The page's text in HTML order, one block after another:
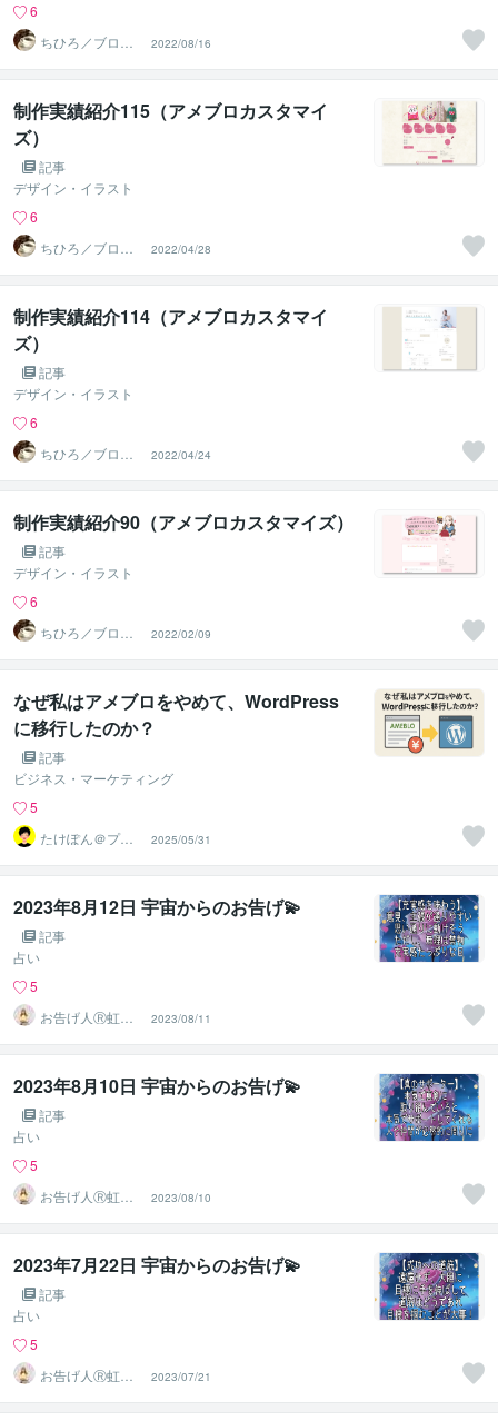
6
ちひろ／ブログ
にもサンプルあ
ります
2022/08/16
制作実績紹介115（アメブロカスタマイ
ズ）
記事
デザイン・イラスト
6
ちひろ／ブログ
にもサンプルあ
ります
2022/04/28
制作実績紹介114（アメブロカスタマイ
ズ）
記事
デザイン・イラスト
6
ちひろ／ブログ
にもサンプルあ
ります
2022/04/24
制作実績紹介90（アメブロカスタマイズ）
記事
デザイン・イラスト
6
ちひろ／ブログ
にもサンプルあ
ります
2022/02/09
なぜ私はアメブロをやめて、WordPress
に移行したのか？
記事
ビジネス・マーケティング
5
たけぽん＠プロ
ブロガー＆コン
テンツ制作
2025/05/31
2023年8月12日 宇宙からのお告げ💫⁡
記事
占い
5
お告げ人Ⓡ虹色
ユニコーン
2023/08/11
2023年8月10日 宇宙からのお告げ💫⁡
記事
占い
5
お告げ人Ⓡ虹色
ユニコーン
2023/08/10
2023年7月22日 宇宙からのお告げ💫⁡
記事
占い
5
お告げ人Ⓡ虹色
ユニコーン
2023/07/21